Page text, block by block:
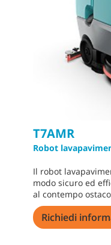
T7AMR
Robot
Il robot
modo sicuro ed
al contempo
Richiedi